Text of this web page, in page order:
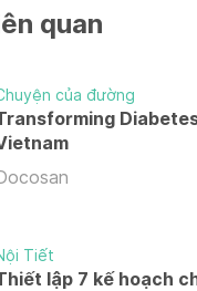
VND
VND
quan
của đường
Tiết
lập 7 kế hoạch